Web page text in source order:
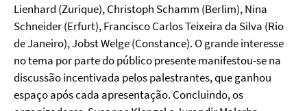
Lienhard (Zurique), Christoph Schamm (Berlim), Nina
Schneider (Erfurt), Francisco Carlos Teixeira da Silva (Rio
de Janeiro), Jobst Welge (Constance). O grande interesse
no tema por parte do público presente manifestou-se na
discussãoincentivada pelospalestrantes, queganhou
espaço apóscada apresentação. Concluindo, os